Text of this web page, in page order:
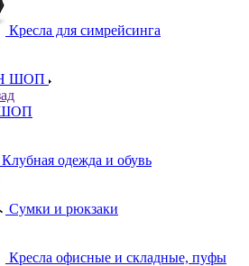
Кресла для симрейсинга
ШОП
Клубная одежда и обувь
Сумки и рюкзаки
Кресла офисные и складные, пуфы